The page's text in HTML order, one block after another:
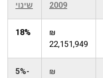
2009 שינוי
₪
22,151,949
18%
₪
-5%